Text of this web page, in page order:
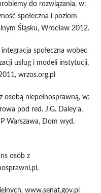
do rozwiązania, w:
społeczna i poziom
Śląsku, Wrocław 2012.
społeczna wobec
usług i modeli instytucji,
wrzos.org.pl
osobą niepełnosprawną, w:
pod red. J.G. Daley’a,
Warszawa, Dom wyd.
osób z
www.senat.gov.pl